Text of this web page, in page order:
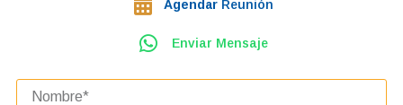
Agendar Reunión
Enviar Mensaje